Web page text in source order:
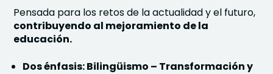
Pensada para los retos de la actualidad y el futuro,
contribuyendo al mejoramiento de la
educación.
Dos énfasis: Bilingüismo – Transformación y